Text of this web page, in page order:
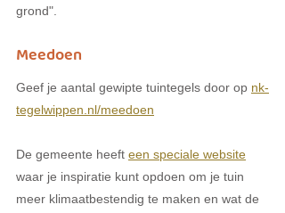
grond".
Meedoen
Geef je aantal gewipte tuintegels door op nk-
tegelwippen.nl/meedoen
De gemeente heeft een speciale website
waar je inspiratie kunt opdoen om je tuin
meer klimaatbestendig te maken en wat de